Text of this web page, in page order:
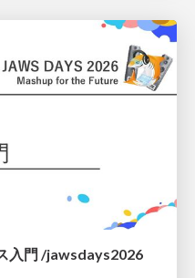
入門 /jawsdays2026